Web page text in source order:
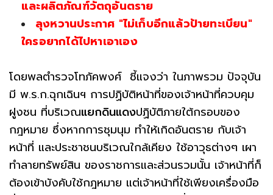
และผลิตภัณฑ์วัตถุอันตราย
ลุงหวานประกาศ "ไม่เก็บอีกแล้วป้ายทะเบียน"
ใครอยากได้ไปหาเอาเอง
โดยพลตำรวจโทภัคพงศ์ ชี้แจงว่า ในภาพรวม ปัจจุบัน
มี พ.ร.ก.ฉุกเฉินฯ การปฏิบัติหน้าที่ของเจ้าหน้าที่ควบคุม
ฝูงชน ที่บริเวณแยกดินแดงปฏิบัติภายใต้กรอบของ
กฎหมาย ซึ่งหากการชุมนุม ทำให้เกิดอันตราย กับเจ้า
หน้าที่ และประชาชนบริเวณใกล้เคียง ใช้อาวุธต่างๆ เผา
ทำลายทรัพย์สิน ของราชการและส่วนรวมนั้น เจ้าหน้าที่ก็
ต้องเข้าบังคับใช้กฎหมาย แต่เจ้าหน้าที่ใช้เพียงเครื่องมือ